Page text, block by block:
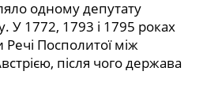
одному депутату
У 1772, 1793 і 1795 роках
Речі Посполитої між
після чого держава